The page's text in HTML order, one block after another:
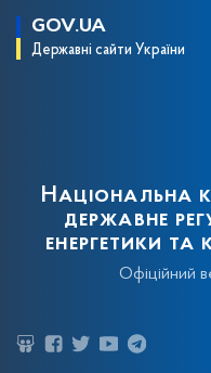
GOV.UA
Державні сайти України
Національна
державне
енергетики
Офіційний